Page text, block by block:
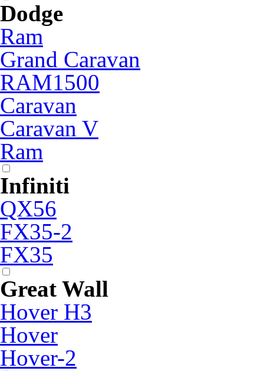
Dodge
Ram
Grand Caravan
RAM1500
Caravan
Caravan V
Ram
Infiniti
QX56
FX35-2
FX35
Great Wall
Hover H3
Hover
Hover-2